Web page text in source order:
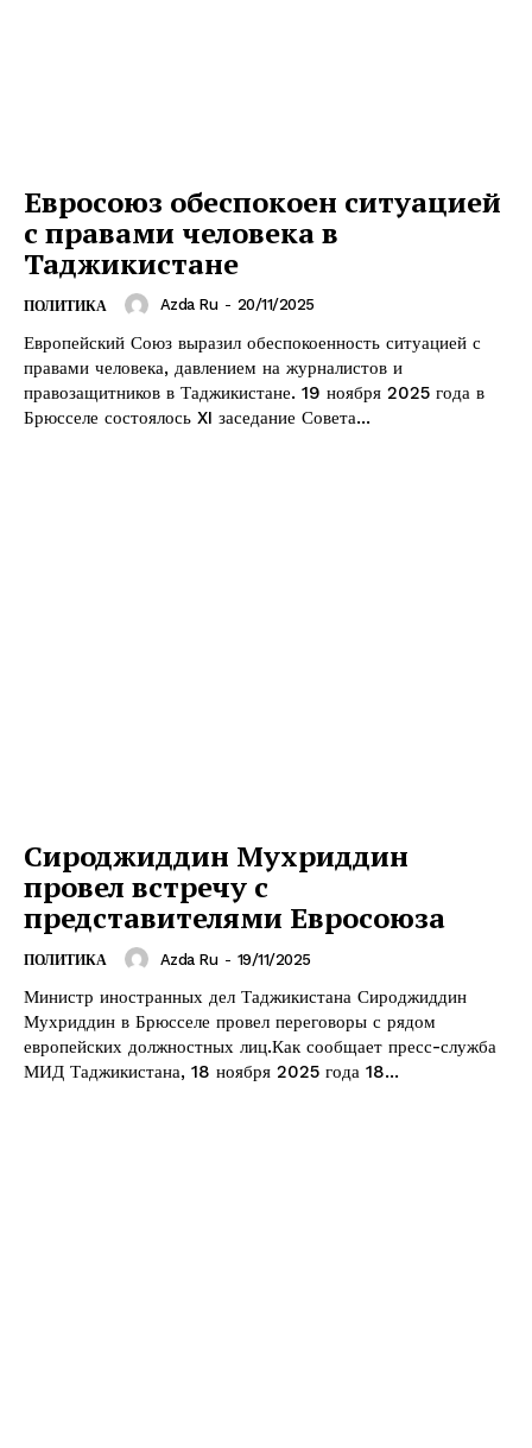
Евросоюз обеспокоен ситуацией
с правами человека в
Таджикистане
ПОЛИТИКА Azda Ru - 20/11/2025
Европейский Союз выразил обеспокоенность ситуацией с
правами человека, давлением на журналистов и
правозащитников в Таджикистане. 19 ноября 2025 года в
Брюсселе состоялось XI заседание Совета...
Сироджиддин Мухриддин
провел встречу с
представителями Евросоюза
ПОЛИТИКА Azda Ru - 19/11/2025
Министр иностранных дел Таджикистана Сироджиддин
Мухриддин в Брюсселе провел переговоры с рядом
европейских должностных лиц.Как сообщает пресс-служба
МИД Таджикистана, 18 ноября 2025 года 18...